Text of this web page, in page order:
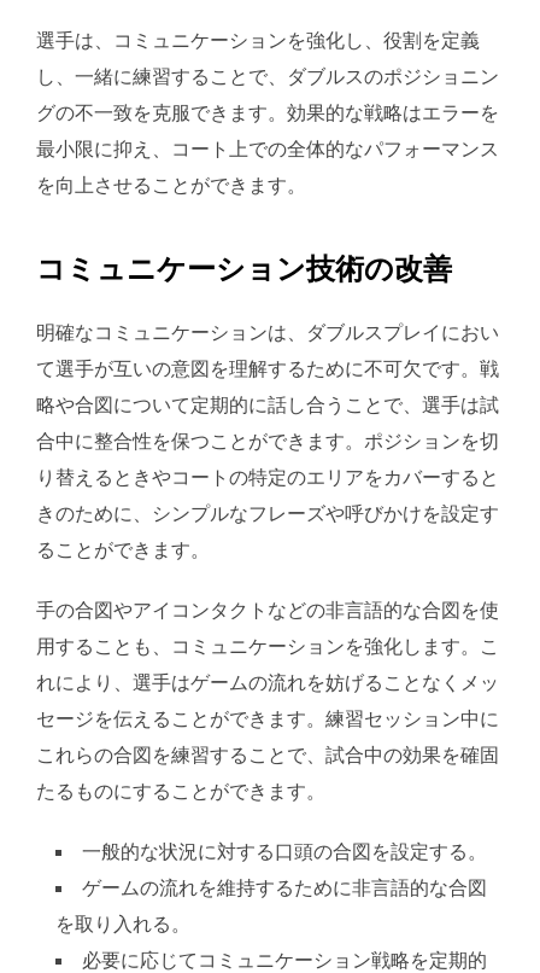
選手は、コミュニケーションを強化し、役割を定義
し、一緒に練習することで、ダブルスのポジショニン
グの不一致を克服できます。効果的な戦略はエラーを
最小限に抑え、コート上での全体的なパフォーマンス
を向上させることができます。
コミュニケーション技術の改善
明確なコミュニケーションは、ダブルスプレイにおい
て選手が互いの意図を理解するために不可欠です。戦
略や合図について定期的に話し合うことで、選手は試
合中に整合性を保つことができます。ポジションを切
り替えるときやコートの特定のエリアをカバーすると
きのために、シンプルなフレーズや呼びかけを設定す
ることができます。
手の合図やアイコンタクトなどの非言語的な合図を使
用することも、コミュニケーションを強化します。こ
れにより、選手はゲームの流れを妨げることなくメッ
セージを伝えることができます。練習セッション中に
これらの合図を練習することで、試合中の効果を確固
たるものにすることができます。
一般的な状況に対する口頭の合図を設定する。
ゲームの流れを維持するために非言語的な合図
を取り入れる。
必要に応じてコミュニケーション戦略を定期的